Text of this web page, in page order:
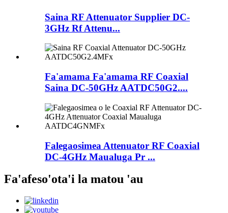
Saina RF Attenuator Supplier DC-
3GHz Rf Attenu...
Fa'amama Fa'amama RF Coaxial
Saina DC-50GHz AATDC50G2....
Falegaosimea Attenuator RF Coaxial
DC-4GHz Maualuga Pr ...
Fa'afeso'ota'i la matou 'au